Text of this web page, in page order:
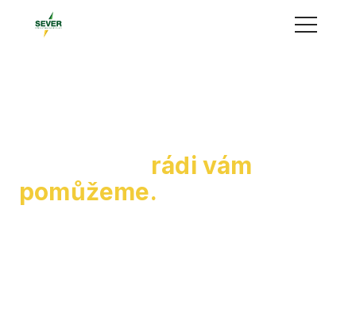
Menu
rádi vám
pomůžeme.